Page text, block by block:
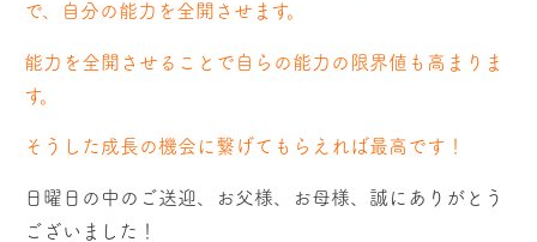
で、自分の能力を全開させます。
能力を全開させることで自らの能力の限界値も高まりま
す。
そうした成長の機会に繋げてもらえれば最高です！
日曜日の中のご送迎、お父様、お母様、誠にありがとう
ございました！